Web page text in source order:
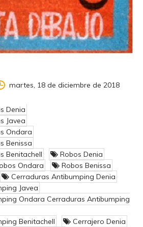
el bombillo más simple, a puertas
grado III, IV, y hasta V (que es el
de comunidades, apertura de
y mandos… Si tiene cualquier
con máquinas de última generación
gran variedad de llaves y mandos de
una alternativa real al
martes, 18 de diciembre de 2018
Denia
Javea
Ondara
Benissa
Benitachell
Robos Denia
Ondara
Robos Benissa
Cerraduras Antibumping Denia
Javea
Ondara Cerraduras Antibumping
Benitachell
Cerrajero Denia